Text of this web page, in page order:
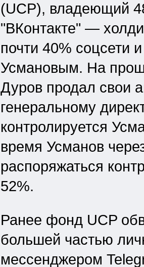
(UCP), владеющий
"ВКонтакте" —
почти 40% соцсети
Усмановым. На
Дуров продал свои
генеральному
контролируется
время Усманов
распоряжаться
52%.
Ранее фонд UCP
большей частью
мессенджером